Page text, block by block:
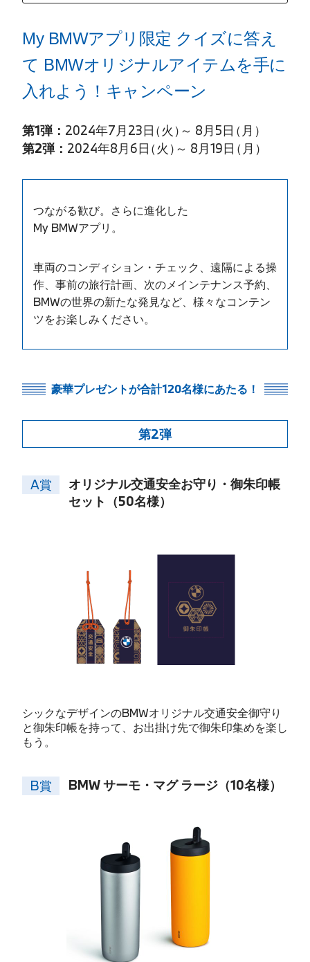
My BMWアプリ限定 クイズに答え
て BMWオリジナルアイテムを手に
入れよう！キャンペーン
第1弾： 2024年7月23日（火）～ 8月5日（月）
第2弾： 2024年8月6日（火）～ 8月19日（月）
つながる歓び。さらに進化した
My BMWアプリ。
車両のコンディション・チェック、遠隔による操
作、事前の旅行計画、次のメインテナンス予約、
BMWの世界の新たな発見など、様々なコンテン
ツをお楽しみください。
豪華プレゼントが合計120名様にあたる！
第2弾
A賞
オリジナル交通安全お守り・御朱印帳
セット（50名様）
シックなデザインのBMWオリジナル交通安全御守り
と御朱印帳を持って、お出掛け先で御朱印集めを楽し
もう。
B賞 BMW サーモ・マグ ラージ（10名様）